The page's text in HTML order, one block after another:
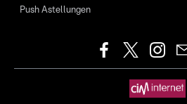
Push Astellungen